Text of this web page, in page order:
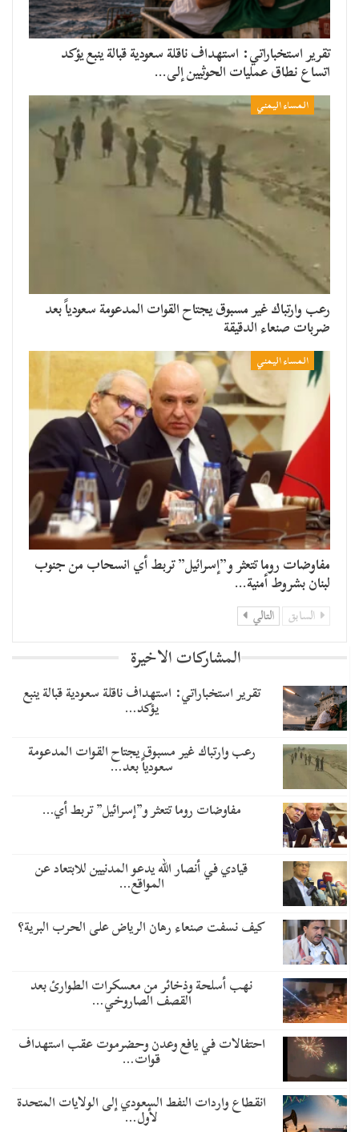
تقرير استخباراتي: استهداف ناقلة سعودية قبالة ينبع يؤكد
اتساع نطاق عمليات الحوثيين إلى…
المساء اليمني
رعب وارتباك غير مسبوق يجتاح القوات المدعومة سعودياً بعد
ضربات صنعاء الدقيقة
المساء اليمني
مفاوضات روما تتعثر و”إسرائيل” تربط أي انسحاب من جنوب
لبنان بشروط أمنية…
السابق التالي
المشاركات الاخيرة
تقرير استخباراتي: استهداف ناقلة سعودية قبالة ينبع
يؤكد…
رعب وارتباك غير مسبوق يجتاح القوات المدعومة
سعودياً بعد…
مفاوضات روما تتعثر و”إسرائيل” تربط أي…
قيادي في أنصار الله يدعو المدنيين للابتعاد عن
المواقع…
كيف نسفت صنعاء رهان الرياض على الحرب البرية؟
نهب أسلحة وذخائر من معسكرات الطوارئ بعد
القصف الصاروخي…
احتفالات في يافع وعدن وحضرموت عقب استهداف
قوات…
انقطاع واردات النفط السعودي إلى الولايات المتحدة
لأول…